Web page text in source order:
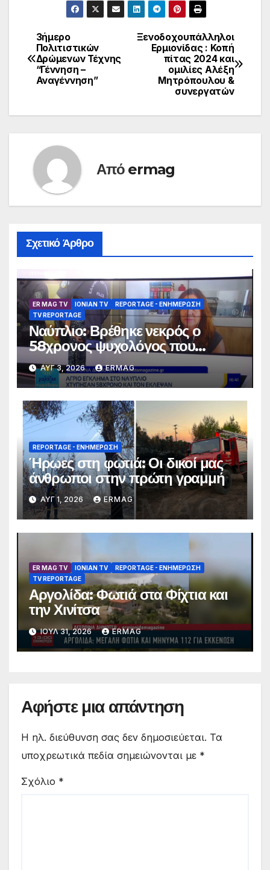
Πλοήγηση
άρθρων
Ξενοδοχουπάλληλοι
Ερμιονίδας : Κοπή
πίτας 2024 και
ομιλίες Αλέξη
Μητρόπουλου &
συνεργατών
3ήμερο
Πολιτιστικών
Δρώμενων Τέχνης
“Γέννηση –
Αναγέννηση”
Από ermag
Σχετικό Άρθρο
ER MAG TV IONIAN TV
REPORTAGE - EΝΗΜΈΡΩΣΗ
TV REPORTAGE
Ναύπλιο: Βρέθηκε νεκρός ο
58χρονος ψυχολόγος που
αγνοούνταν για αρκετές ημέρες –
Συνελήφθησαν 2 άτομα
ΑΥΓ 3, 2026 ERMAG
REPORTAGE - EΝΗΜΈΡΩΣΗ
Ήρωες στη φωτιά: Οι δικοί μας
άνθρωποι στην πρώτη γραμμή
ΑΥΓ 1, 2026 ERMAG
ER MAG TV IONIAN TV
REPORTAGE - EΝΗΜΈΡΩΣΗ
TV REPORTAGE
Αργολίδα: Φωτιά στα Φίχτια και
την Χινίτσα
ΙΟΎΛ 31, 2026 ERMAG
Αφήστε μια απάντηση
Η ηλ. διεύθυνση σας δεν δημοσιεύεται. Τα
υποχρεωτικά πεδία σημειώνονται με *
Σχόλιο *